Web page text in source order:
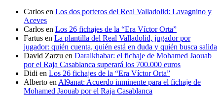
Carlos en Los dos porteros del Real Valladolid: Lavagnino y
Aceves
Carlos en Los 26 fichajes de la “Era Víctor Orta”
Fartus en La plantilla del Real Valladolid, jugador por
jugador: quién cuenta, quién está en duda y quién busca salida
David Zarzu en Daralkhabar: el fichaje de Mohamed Jaouab
por el Raja Casablanca superará los 700.000 euros
Didi en Los 26 fichajes de la “Era Víctor Orta”
Alberto en Al9anat: Acuerdo inminente para el fichaje de
Mohamed Jaouab por el Raja Casablanca